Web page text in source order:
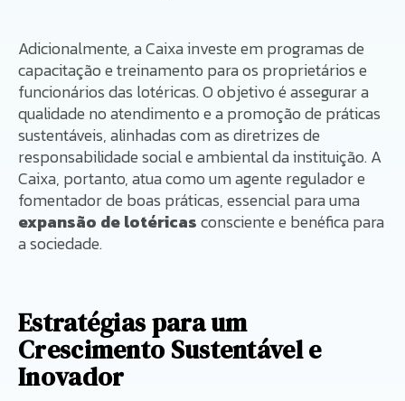
Adicionalmente, a Caixa investe em programas de
capacitação e treinamento para os proprietários e
funcionários das lotéricas. O objetivo é assegurar a
qualidade no atendimento e a promoção de práticas
sustentáveis, alinhadas com as diretrizes de
responsabilidade social e ambiental da instituição. A
Caixa, portanto, atua como um agente regulador e
fomentador de boas práticas, essencial para uma
expansão de lotéricasconsciente e benéfica para
a sociedade.
Estratégias para um
Crescimento Sustentável e
Inovador